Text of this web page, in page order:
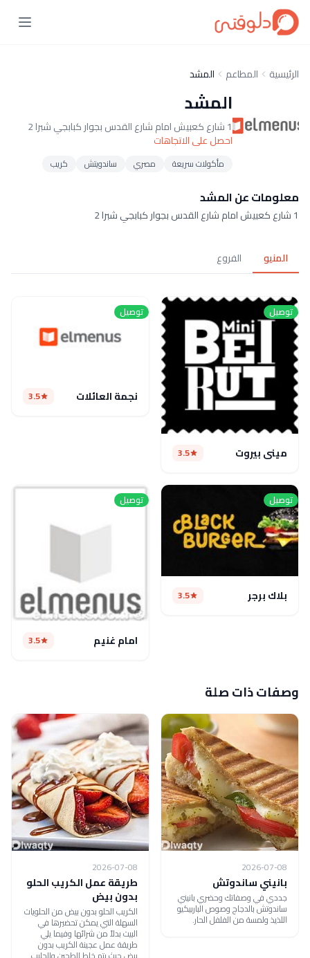
الرئيسية المطاعم المشد
المشد
1 شارع كعبيش امام شارع القدس بجوار كبابجي شبرا 2
احصل على الاتجاهات
مأكولات سريعة مصري ساندويتش كريب
معلومات عن المشد
1 شارع كعبيش امام شارع القدس بجوار كبابجي شبرا 2
المنيو الفروع
توصيل
مينى بيروت 3.5
توصيل
نجمة العائلات 3.5
توصيل
بلاك برجر 3.5
توصيل
امام غنيم 3.5
وصفات ذات صلة
2026-07-08
بانيني ساندوتش
جددي في وصفاتك وحضري بانيني
ساندوتش بالدجاج وصوص الباربيكيو
اللذيذ ولمسة من الفلفل الحار.
2026-07-08
طريقة عمل الكريب الحلو
بدون بيض
الكريب الحلو بدون بيض من الحلويات
السهلة التي يمكن تحضيرها في
البيت بدلاً من شرائها وفيما يلي
طريقة عمل عجينة الكريب بدون